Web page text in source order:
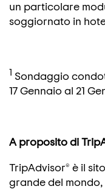
un particolare
soggiornato in
1 Sondaggio
17 Gennaio al 21
A proposito di
TripAdvisor® è il
grande del